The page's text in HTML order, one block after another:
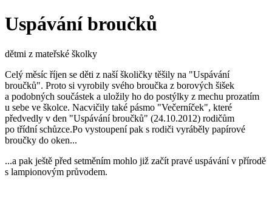
Uspávání broučků
dětmi z mateřské školky
Celý měsíc říjen se děti z naší školičky těšily na "Uspávání
broučků". Proto si vyrobily svého broučka z borových šišek
a podobných součástek a uložily ho do postýlky z mechu prozatím
u sebe ve školce. Nacvičily také pásmo "Večerníček", které
předvedly v den "Uspávání broučků" (24.10.2012) rodičům
po třídní schůzce.Po vystoupení pak s rodiči vyráběly papírové
broučky do oken...
...a pak ještě před setměním mohlo již začít pravé uspávání v přírodě
s lampionovým průvodem.